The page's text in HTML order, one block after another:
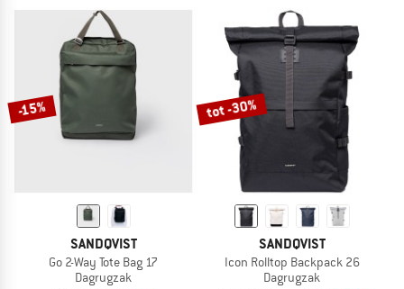
-15%
SANDQVIST
Go 2-Way Tote Bag 17
Dagrugzak
tot -30%
SANDQVIST
Icon Rolltop Backpack 26
Dagrugzak